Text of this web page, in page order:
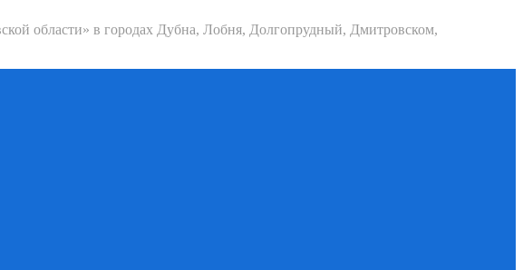
области» в городах Дубна, Лобня, Долгопрудный, Дмитровском,